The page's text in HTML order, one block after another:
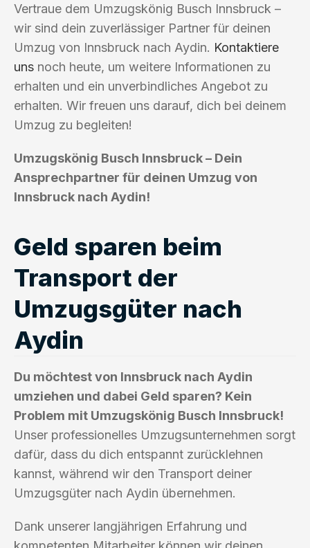
Vertraue dem Umzugskönig Busch Innsbruck –
wir sind dein zuverlässiger Partner für deinen
Umzug von Innsbruck nach Aydin. Kontaktiere
uns noch heute, um weitere Informationen zu
erhalten und ein unverbindliches Angebot zu
erhalten. Wir freuen uns darauf, dich bei deinem
Umzug zu begleiten!
Umzugskönig Busch Innsbruck – Dein
Ansprechpartner für deinen Umzug von
Innsbruck nach Aydin!
Geld sparen beim
Transport der
Umzugsgüter nach
Aydin
Du möchtest von Innsbruck nach Aydin
umziehen und dabei Geld sparen? Kein
Problem mit Umzugskönig Busch Innsbruck!
Unser professionelles Umzugsunternehmen sorgt
dafür, dass du dich entspannt zurücklehnen
kannst, während wir den Transport deiner
Umzugsgüter nach Aydin übernehmen.
Dank unserer langjährigen Erfahrung und